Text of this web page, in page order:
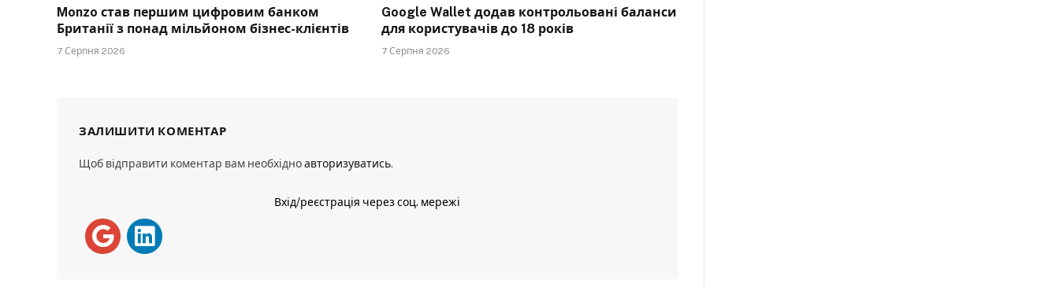
Monzo став першим цифровим банком
Британії з понад мільйоном бізнес-клієнтів
7 Серпня 2026
Google Wallet додав контрольовані баланси
для користувачів до 18 років
7 Серпня 2026
ЗАЛИШИТИ КОМЕНТАР
Щоб відправити коментар вам необхідноавторизуватись.
Вхід/реєстрація через соц. мережі